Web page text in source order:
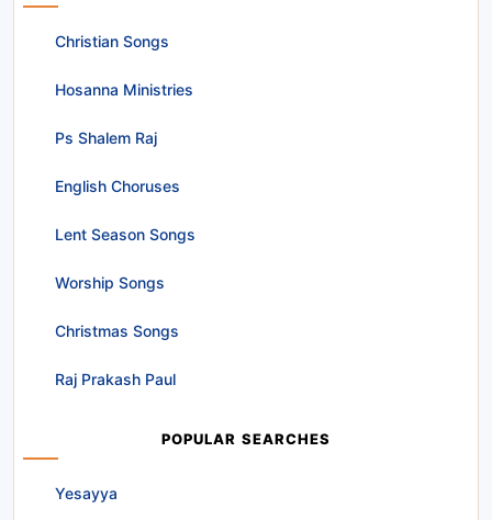
Christian Songs
Hosanna Ministries
Ps Shalem Raj
English Choruses
Lent Season Songs
Worship Songs
Christmas Songs
Raj Prakash Paul
POPULAR SEARCHES
Yesayya